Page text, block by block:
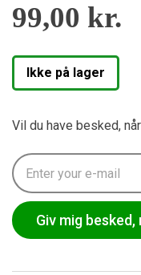
99,00 kr.
Ikke på lager
Vil du have besked,
Giv mig